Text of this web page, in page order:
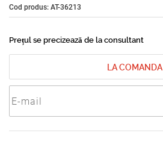
Cod produs: AT-36213
Prețul se precizează de la consultant
LA COMANDA